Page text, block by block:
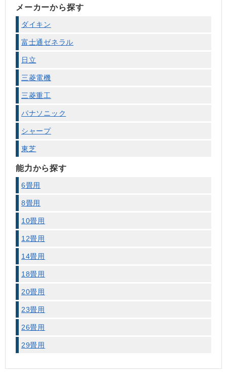
メーカーから探す
ダイキン
富士通ゼネラル
日立
三菱電機
三菱重工
パナソニック
シャープ
東芝
能力から探す
6畳用
8畳用
10畳用
12畳用
14畳用
18畳用
20畳用
23畳用
26畳用
29畳用